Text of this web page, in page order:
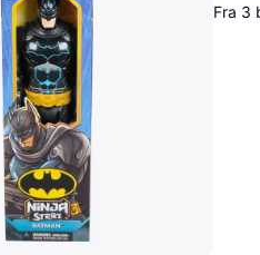
Finansiering
Fra 3